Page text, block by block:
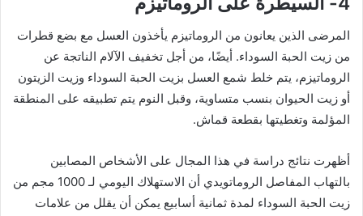
المرضى الذين يعانون من الروماتيزم يأخذون العسل مع بضع قطرات
من زيت الحبة السوداء. أيضًا، من أجل تخفيف الآلام الناتجة عن
الروماتيزم، يتم خلط شمع العسل بزيت الحبة السوداء وزيت الزيتون
أو زيت الحيوان بنسب متساوية، وقبل النوم يتم تطبيقه على المنطقة
المؤلمة وتغطيتها بقطعة قماش.
أظهرت نتائج دراسة في هذا المجال على الأشخاص المصابين
بالتهاب المفاصل الروماتويدي أن الاستهلاك اليومي لـ 1000 مجم من
زيت الحبة السوداء لمدة ثمانية أسابيع يمكن أن يقلل من علامات